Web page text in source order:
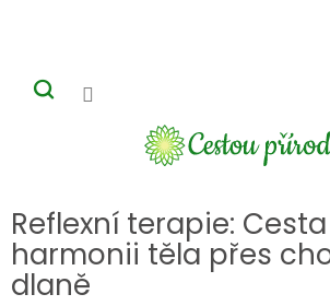
Reflexní terapie:
harmonii těla přes
dlaně